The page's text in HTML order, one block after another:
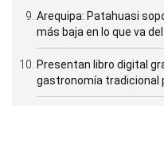
Arequipa: Patahuasi
más baja en lo que va
Presentan libro digital
gastronomía tradicional